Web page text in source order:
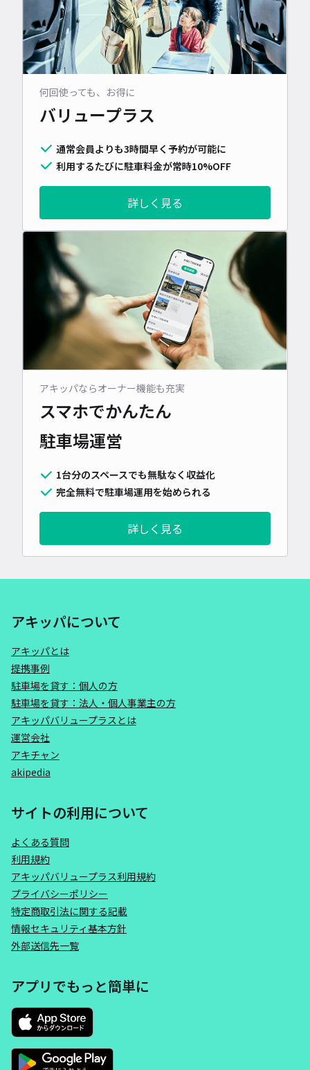
何回使っても、お得に
バリュープラス
通常会員よりも3時間早く予約が可能に
利用するたびに駐車料金が常時10%OFF
詳しく見る
アキッパならオーナー機能も充実
スマホでかんたん
駐車場運営
1台分のスペースでも無駄なく収益化
完全無料で駐車場運用を始められる
詳しく見る
アキッパについて
アキッパとは
提携事例
駐車場を貸す：個人の方
駐車場を貸す：法人・個人事業主の方
アキッパバリュープラスとは
運営会社
アキチャン
akipedia
サイトの利用について
よくある質問
利用規約
アキッパバリュープラス利用規約
プライバシーポリシー
特定商取引法に関する記載
情報セキュリティ基本方針
外部送信先一覧
アプリでもっと簡単に